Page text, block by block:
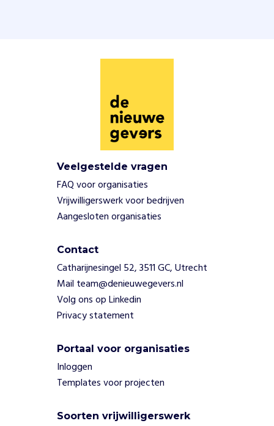
Veelgestelde vragen
FAQ voor organisaties
Vrijwilligerswerk voor bedrijven
Aangesloten organisaties
Contact
Catharijnesingel 52, 3511 GC, Utrecht
Mail team@denieuwegevers.nl
Volg ons op Linkedin
Privacy statement
Portaal voor organisaties
Inloggen
Templates voor projecten
Soorten vrijwilligerswerk